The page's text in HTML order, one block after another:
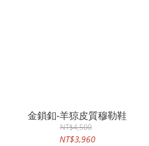
金鎖釦-羊猄皮質穆勒鞋
NT$4,500
NT$3,960